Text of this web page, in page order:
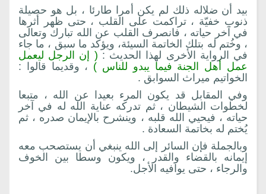
بيد أن ضلاله ذلك لم يكن أمرا طارئا ، بل هو حصيلة
ذنوب خفيّة ، تراكمت على القلب ، حتى ظهر أثرها
في آخر حياته ، فانصرف القلب عن الله تبارك وتعالى
، وخُتم له بتلك الخاتمة السيئة، ويؤكد ما سبق ، ما جاء
في الرواية الأخرى لهذا الحديث : ( إن الرجل ليعمل
عمل أهل الجنة فيما يبدو للناس ) ، وقديما قالوا :
الخواتيم ميراث السوابق .
وفي المقابل قد يكون المرء بعيدا عن الله ، متبعا
لخطوات الشيطان ، ثم تدركه عناية الله له في آخر
حياته ، فيحيي الله قلبه ، وينشرح بالإيمان صدره ، ثم
يُختم له بخاتمة السعادة .
وبالجملة فإن السائر إلى الله ينبغي أن يستصحب معه
إيمانه بالقضاء والقدر ، ويكون وسطا بين الخوف
والرجاء ، حتى يوافيه الأجل.